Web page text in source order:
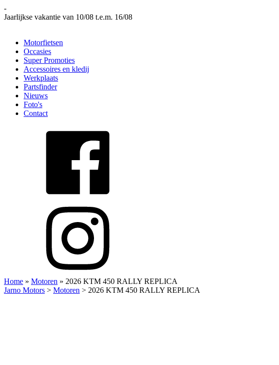
-
Jaarlijkse vakantie van 10/08 t.e.m. 16/08
Motorfietsen
Occasies
Super Promoties
Accessoires en kledij
Werkplaats
Partsfinder
Nieuws
Foto's
Contact
Home » Motoren » 2026 KTM 450 RALLY REPLICA
Jarno Motors > Motoren > 2026 KTM 450 RALLY REPLICA